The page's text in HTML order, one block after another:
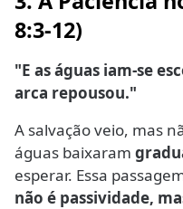
8:3-12)
"E as águas iam-se
arca repousou."
A salvação veio, mas
águas baixaram
esperar. Essa
não é passividade,